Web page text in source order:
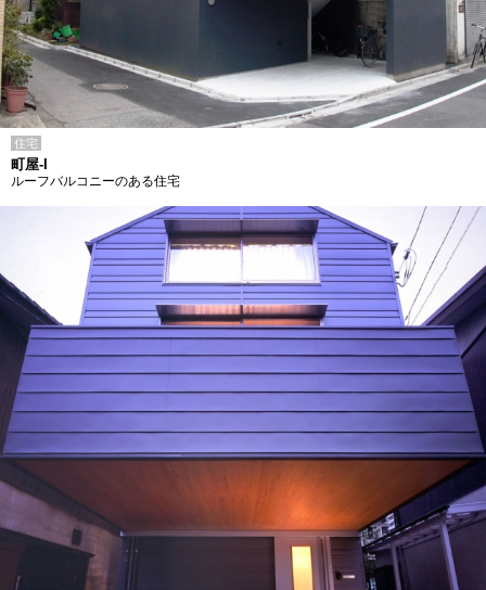
住宅
町屋-I
ルーフバルコニーのある住宅